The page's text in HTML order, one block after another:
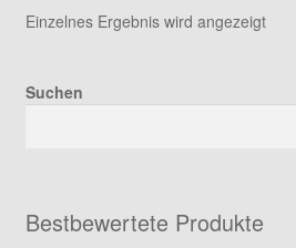
Einzelnes Ergebnis wird angezeigt
Suchen
Bestbewertete Produkte